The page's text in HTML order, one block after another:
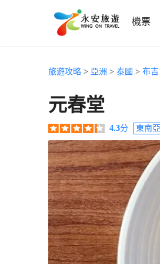
機票
旅遊攻略 > 亞洲 > 泰國 > 布吉
元春堂
4.3分 東南